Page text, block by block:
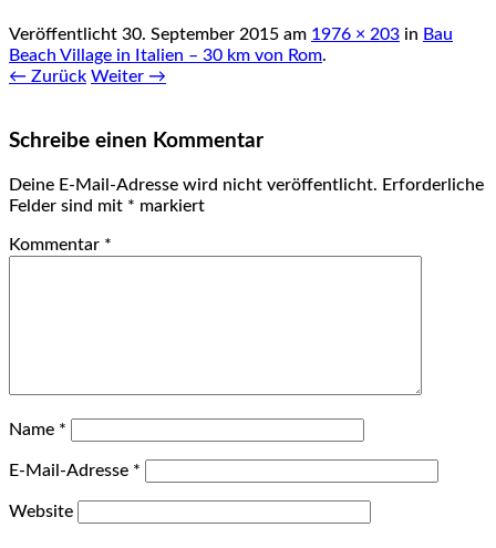
Veröffentlicht 30. September 2015 am 1976 × 203 in Bau
Beach Village in Italien – 30 km von Rom.
← Zurück Weiter →
Schreibe einen Kommentar
Deine E-Mail-Adresse wird nicht veröffentlicht. Erforderliche
Felder sind mit * markiert
Kommentar *
Name *
E-Mail-Adresse *
Website